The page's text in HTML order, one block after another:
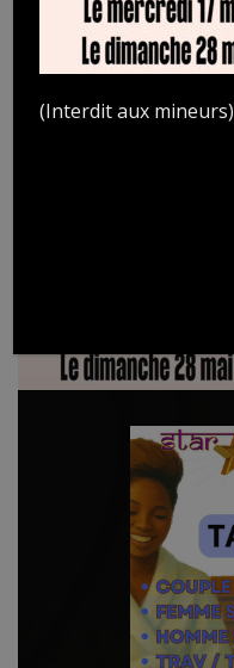
(Interdit aux mineurs)